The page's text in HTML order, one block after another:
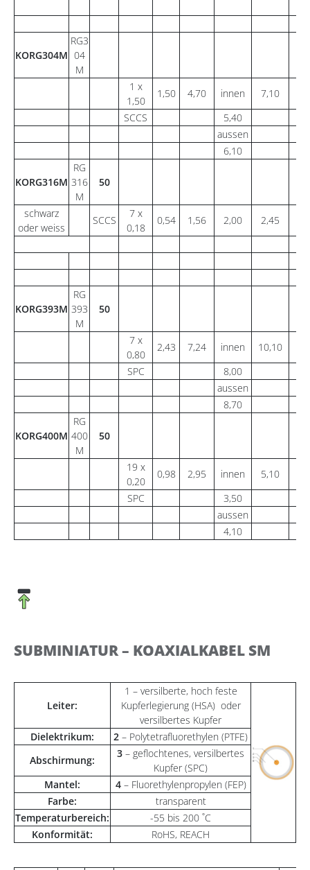
KORG304M
RG3
04
M
1 x
1,50
1,50 4,70 innen 7,10
SCCS
5,40
aussen
6,10
KORG316M
RG
316
M
50
schwarz
oder weiss
SCCS
7 x
0,18
0,54 1,56 2,00 2,45
KORG393M
RG
393
M
50
7 x
0,80
2,43 7,24 innen 10,10
SPC
8,00
aussen
8,70
KORG400M
RG
400
M
50
19 x
0,20
0,98 2,95 innen 5,10
SPC
3,50
aussen
4,10
SUBMINIATUR – KOAXIALKABEL SM
Leiter:
1 – versilberte, hoch feste
Kupferlegierung (HSA) oder
versilbertes Kupfer
Dielektrikum:
2 – Polytetrafluorethylen (PTFE)
Abschirmung:
3 – geflochtenes, versilbertes
Kupfer (SPC)
Mantel:
4– Fluorethylenpropylen (FEP)
Farbe:
transparent
Temperaturbereich:
-55 bis 200 ˚C
Konformität:
RoHS, REACH